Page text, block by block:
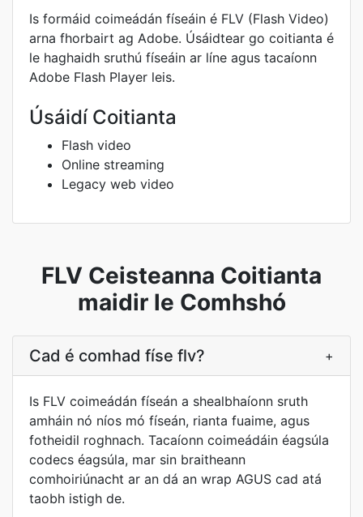
Is formáid coimeádán físeáin é FLV (Flash Video)
arna fhorbairt ag Adobe. Úsáidtear go coitianta é
le haghaidh sruthú físeáin ar líne agus tacaíonn
Adobe Flash Player leis.
Úsáidí Coitianta
Flash video
Online streaming
Legacy web video
FLV Ceisteanna Coitianta
maidir le Comhshó
Cad é comhad físe flv? +
Is FLV coimeádán físeán a shealbhaíonn sruth
amháin nó níos mó físeán, rianta fuaime, agus
fotheidil roghnach. Tacaíonn coimeádáin éagsúla
codecs éagsúla, mar sin braitheann
comhoiriúnacht ar an dá an wrap AGUS cad atá
taobh istigh de.